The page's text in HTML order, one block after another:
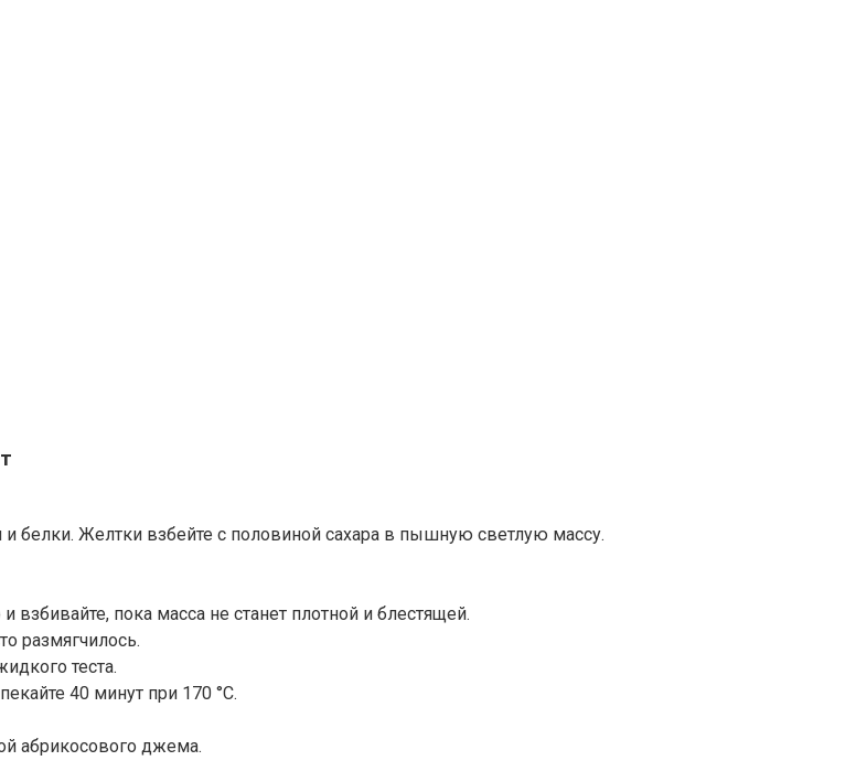
белки. Желтки взбейте с половиной сахара в пышную светлую массу.
пока масса не станет плотной и блестящей.
размягчилось.
теста.
40 минут при 170 °С.
абрикосового джема.